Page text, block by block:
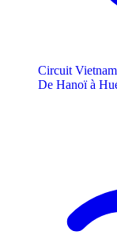
Circuit
De Hanoï à